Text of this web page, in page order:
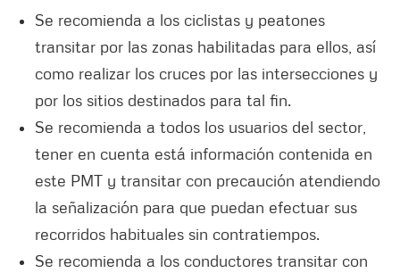
Se recomienda a los ciclistas y peatones
transitar por las zonas habilitadas para ellos, así
como realizar los cruces por las intersecciones y
por los sitios destinados para tal fin.
Se recomienda a todos los usuarios del sector,
tener en cuenta está información contenida en
este PMT y transitar con precaución atendiendo
la señalización para que puedan efectuar sus
recorridos habituales sin contratiempos.
Se recomienda a los conductores transitar con